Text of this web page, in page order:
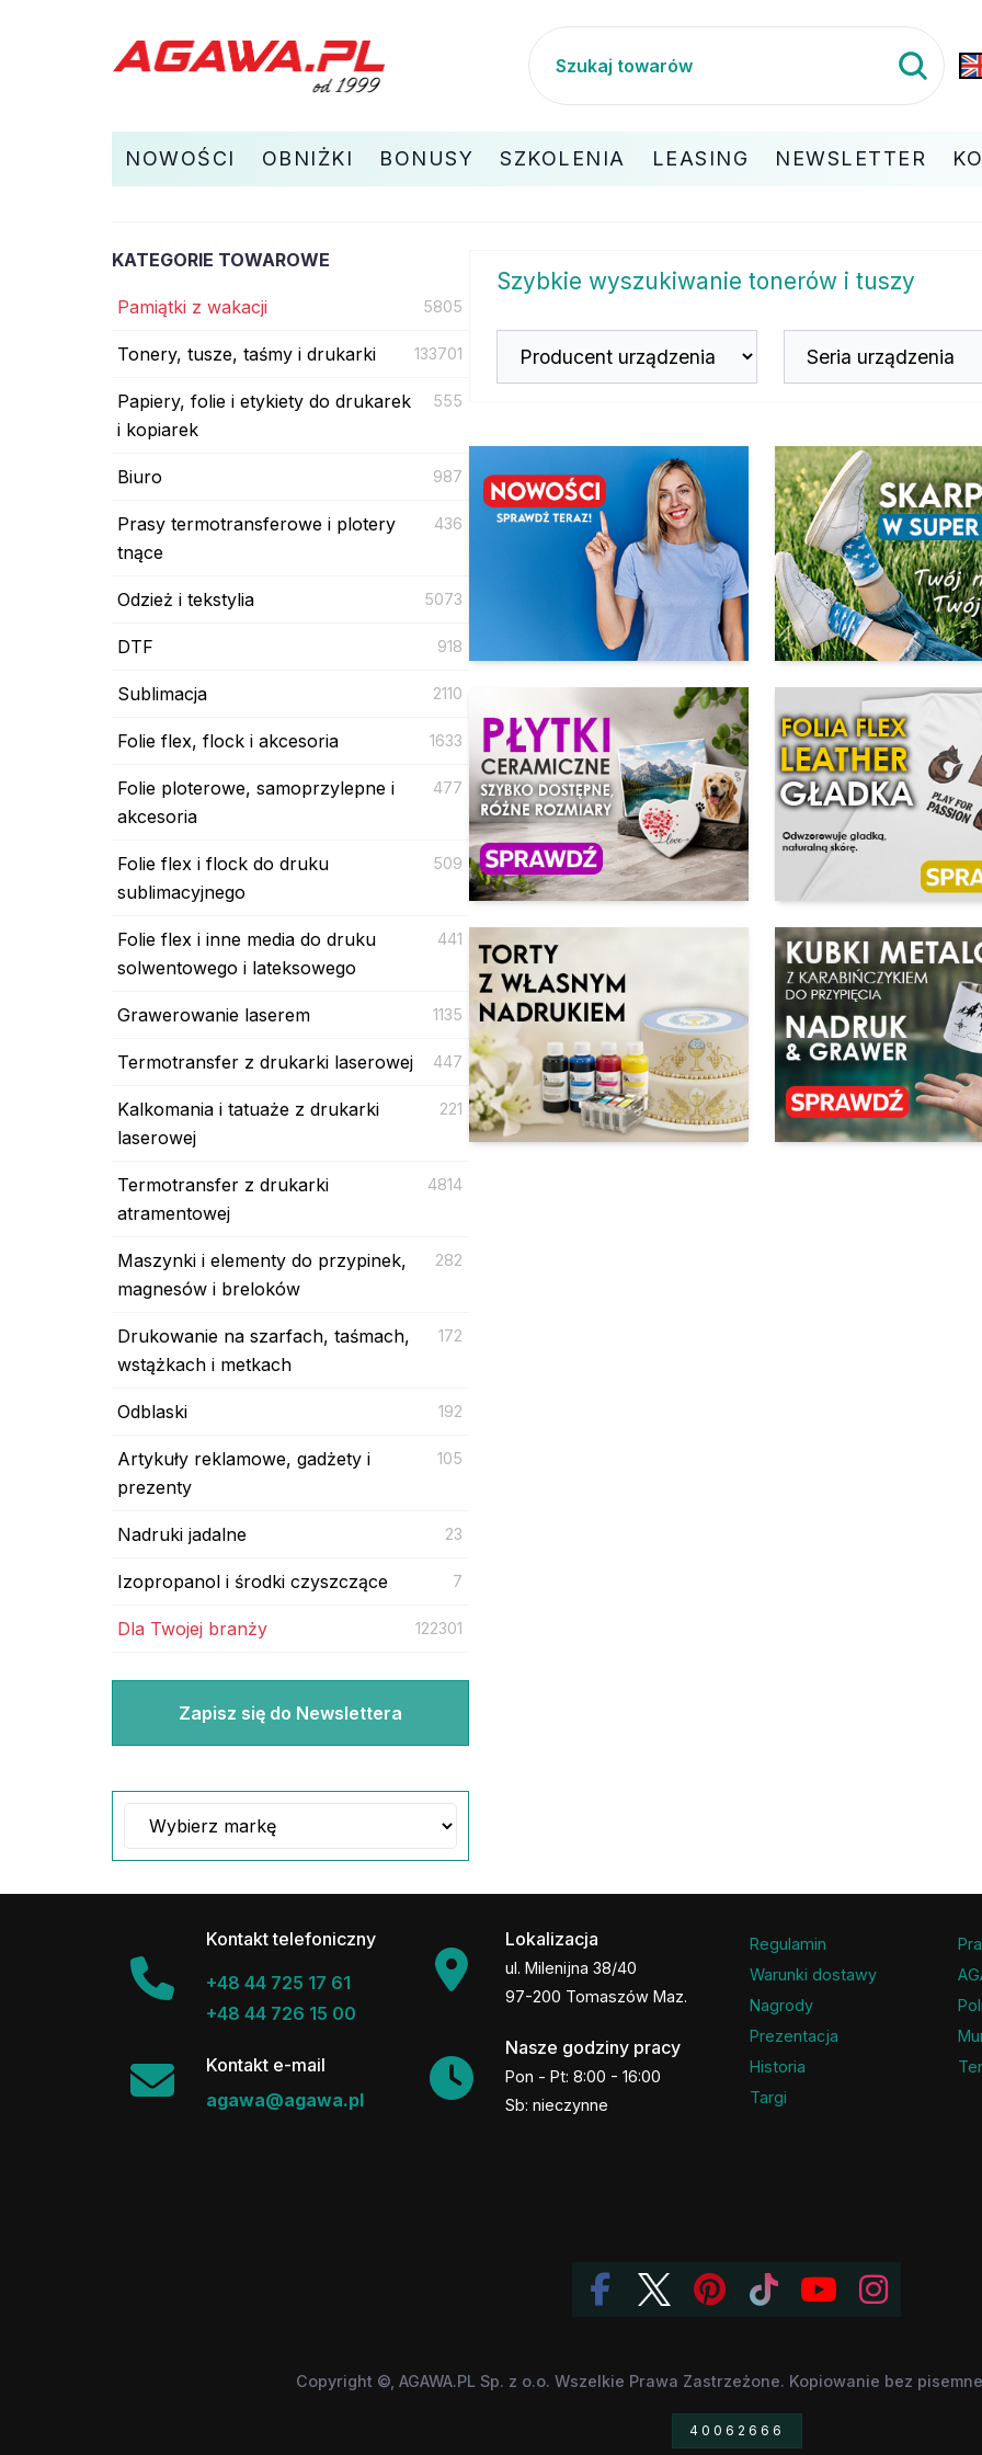
NOWOŚCI OBNIŻKI BONUSY SZKOLENIA LEASING NEWSLETTER
KATEGORIE TOWAROWE
Pamiątki z wakacji 5805
Tonery, tusze, taśmy i drukarki 133701
Papiery, folie i etykiety do drukarek
i kopiarek
555
Biuro 987
Prasy termotransferowe i plotery
tnące
436
Odzież i tekstylia 5073
DTF 918
Sublimacja 2110
Folie flex, flock i akcesoria 1633
Folie ploterowe, samoprzylepne i
akcesoria
477
Folie flex i flock do druku
sublimacyjnego
509
Folie flex i inne media do druku
solwentowego i lateksowego
441
Grawerowanie laserem 1135
Termotransfer z drukarki laserowej 447
Kalkomania i tatuaże z drukarki
laserowej
221
Termotransfer z drukarki
atramentowej
4814
Maszynki i elementy do przypinek,
magnesów i breloków
282
Drukowanie na szarfach, taśmach,
wstążkach i metkach
172
Odblaski 192
Artykuły reklamowe, gadżety i
prezenty
105
Nadruki jadalne 23
Izopropanol i środki czyszczące 7
Dla Twojej branży 122301
Zapisz się do Newslettera
Szybkie wyszukiwanie tonerów i tuszy
Kontakt telefoniczny
+48 44 725 17 61
+48 44 726 15 00
Kontakt e-mail
agawa@agawa.pl
Lokalizacja
ul. Milenijna 38/40
97-200 Tomaszów Maz.
Nasze godziny pracy
Pon - Pt: 8:00 - 16:00
Sb: nieczynne
Regulamin
Warunki dostawy
Nagrody
Prezentacja
Historia
Targi
Copyright ©, AGAWA.PL Sp. z o.o. Wszelkie Prawa Zastrzeżone. Kopiowanie bez
40062666